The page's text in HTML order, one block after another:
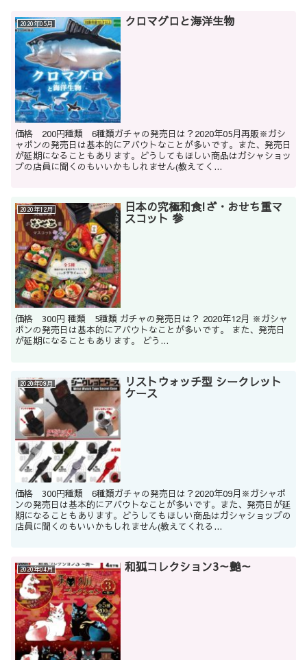
2020年05月 クロマグロと海洋生物
価格 200円種類 6種類ガチャの発売日は？2020年05月再販※ガシ
ャポンの発売日は基本的にアバウトなことが多いです。また、発売日
が延期になることもあります。どうしてもほしい商品はガシャショッ
プの店員に聞くのもいいかもしれません(教えてく...
2020年12月 日本の究極和食!ざ・おせち重マ
スコット 参
価格 300円 種類 5種類 ガチャの発売日は？ 2020年12月 ※ガシャ
ポンの発売日は基本的にアバウトなことが多いです。 また、発売日
が延期になることもあります。 どう...
2020年09月 リストウォッチ型 シークレット
ケース
価格 300円種類 6種類ガチャの発売日は？2020年09月※ガシャポ
ンの発売日は基本的にアバウトなことが多いです。また、発売日が延
期になることもあります。どうしてもほしい商品はガシャショップの
店員に聞くのもいいかもしれません(教えてくれる...
2020年04月 和狐コレクション3～艶～